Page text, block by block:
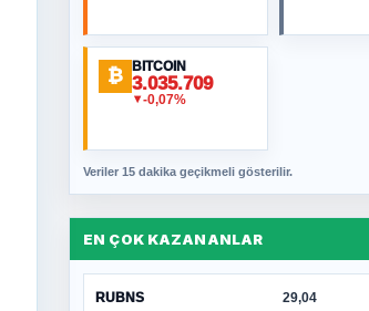
₿ BITCOIN
3.035.709
▼-0,07%
Veriler 15 dakika geçikmeli gösterilir.
EN ÇOK KAZANANLAR
RUBNS 29,04